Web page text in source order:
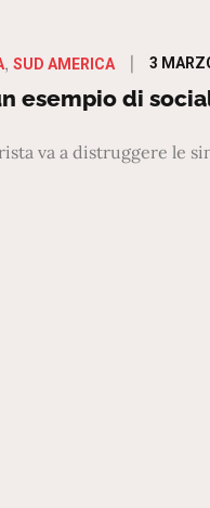
SUD AMERICA
Posted
on
3
esempio di
va a distruggere le